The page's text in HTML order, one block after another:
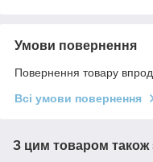
Умови повернення
Повернення товару
Всі умови повернення
З цим товаром